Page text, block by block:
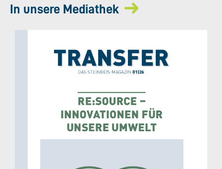
In unsere Mediathek